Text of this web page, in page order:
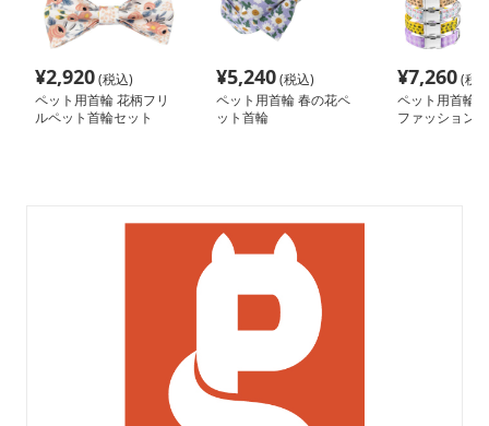
¥2,920(税込)
ペット用首輪 花柄フリ
ルペット首輪セット
¥5,240(税込)
ペット用首輪 春の花ペ
ット首輪
¥7,260(税
ペット用首輪
ファッション